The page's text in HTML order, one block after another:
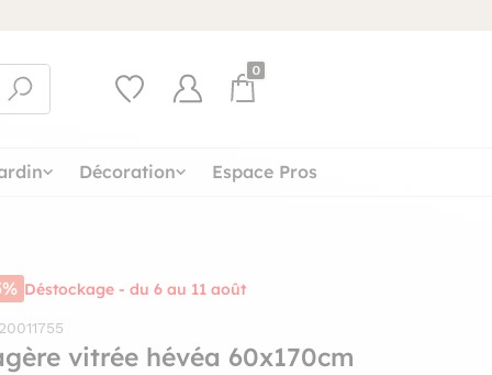
0
Décoration Espace Pros
Déstockage - du 6 au 11 août
vitrée hévéa 60x170cm